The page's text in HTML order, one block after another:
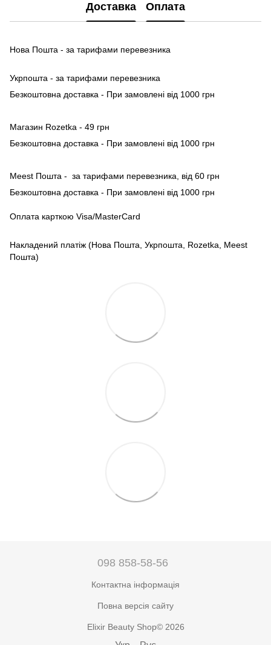
Доставка Оплата
Нова Пошта - за тарифами перевезника
Укрпошта - за тарифами перевезника
Безкоштовна доставка - При замовлені від 1000 грн
Магазин Rozetka - 49 грн
Безкоштовна доставка - При замовлені від 1000 грн
Meest Пошта - за тарифами перевезника, від 60 грн
Безкоштовна доставка - При замовлені від 1000 грн
Оплата карткою Visa/MasterCard
Накладений платіж (Нова Пошта, Укрпошта, Rozetka, Meest
Пошта)
098 858-58-56
Контактна інформація
Повна версія сайту
Elixir Beauty Shop© 2026